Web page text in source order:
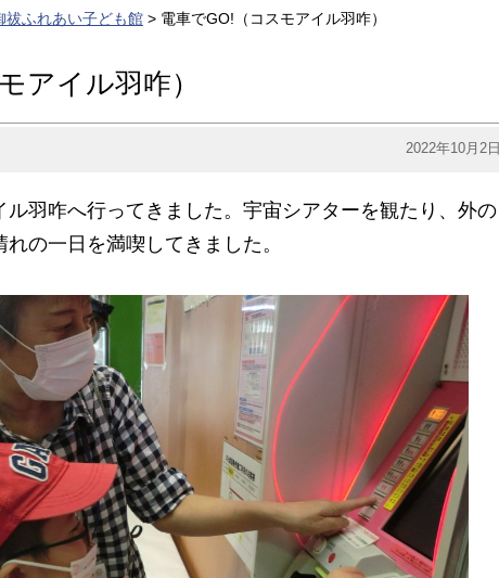
祓ふれあい子ども館 > 電車でGO!（コスモアイル羽咋）
アイル羽咋）
2022年10月2日
ル羽咋へ行ってきました。宇宙シアターを観たり、外の
の一日を満喫してきました。